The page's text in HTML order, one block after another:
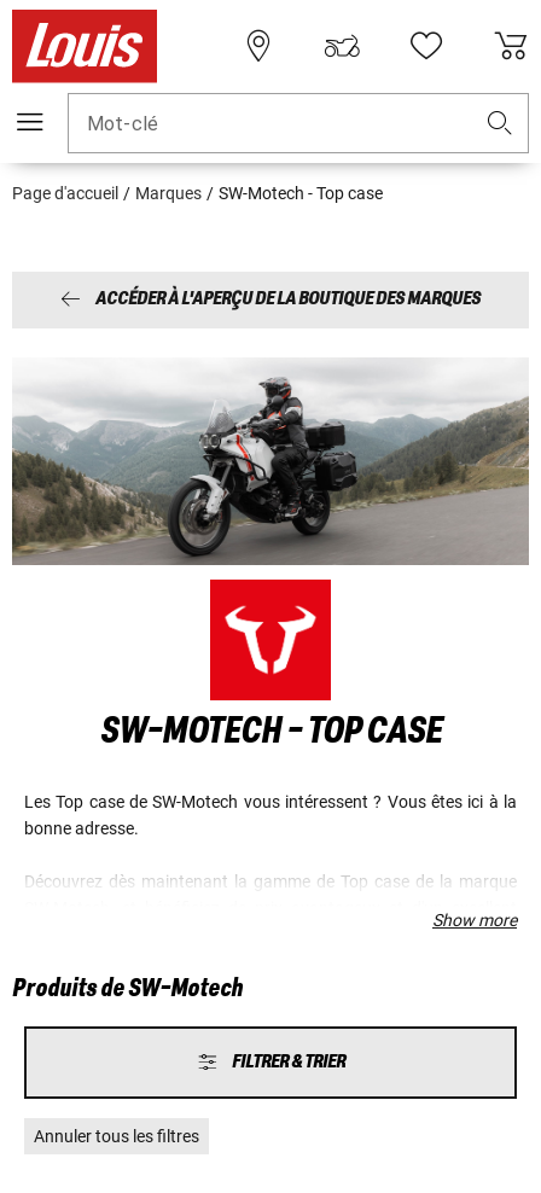
Mot-clé
Page d'accueil Marques SW-Motech - Top case
ACCÉDER À L'APERÇU DE LA BOUTIQUE DES MARQUES
SW-MOTECH - TOP CASE
Les Top case de SW-Motech vous intéressent ? Vous êtes ici à la
bonne adresse.
Découvrez dès maintenant la gamme de Top case de la marque
Show more
Produits de SW-Motech
FILTRER & TRIER
Annuler tous les filtres